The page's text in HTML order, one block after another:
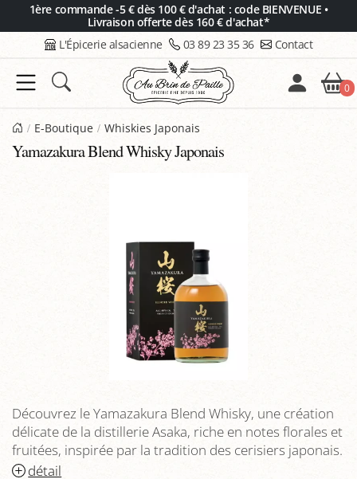
1ère commande -5 € dès 100 € d'achat : code BIENVENUE •
Livraison offerte dès 160 € d'achat*
L'Épicerie alsacienne 03 89 23 35 36 Contact
0
E-Boutique Whiskies Japonais
Yamazakura Blend Whisky Japonais
Découvrez le Yamazakura Blend Whisky, une création
délicate de la distillerie Asaka, riche en notes florales et
fruitées, inspirée par la tradition des cerisiers japonais.
détail
Panneau de gestion des cookies